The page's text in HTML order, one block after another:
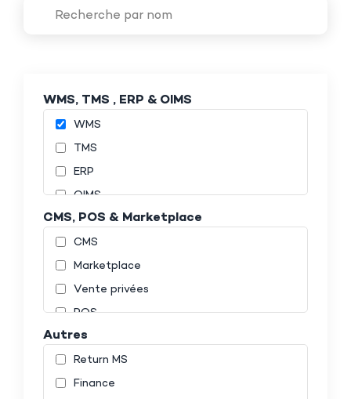
WMS, TMS , ERP & OIMS
WMS
TMS
ERP
OIMS
CMS, POS & Marketplace
CMS
Marketplace
Vente privées
POS
Autres
Return MS
Finance